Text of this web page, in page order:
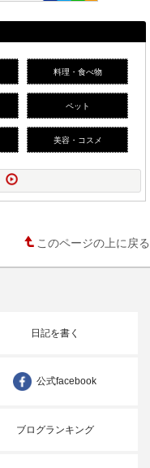
料理・食べ物
ペット
美容・コスメ
このページの上に戻る
日記を書く
公式facebook
ブログランキング